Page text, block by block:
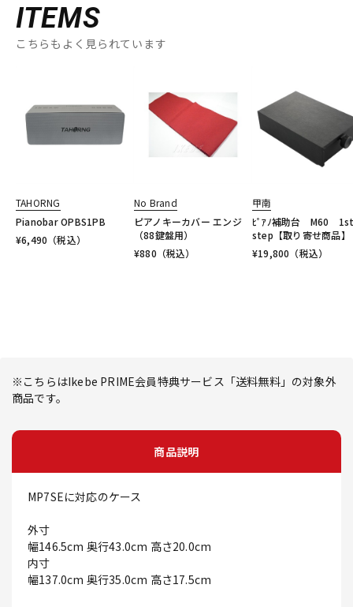
ITEMS
こちらもよく見られています
TAHORNG
Pianobar OPBS1PB
¥6,490 （税込）
No Brand
ピアノキーカバー エンジ
（88鍵盤用）
¥880 （税込）
甲南
ﾋﾟｱﾉ補助台 M60
step【取り寄せ商品】
¥19,800 （税込）
※こちらはIkebe PRIME会員特典サービス「送料無料」の対象外
商品です。
商品説明
MP7SEに対応のケース
外寸
幅146.5cm 奥行43.0cm 高さ20.0cm
内寸
幅137.0cm 奥行35.0cm 高さ17.5cm